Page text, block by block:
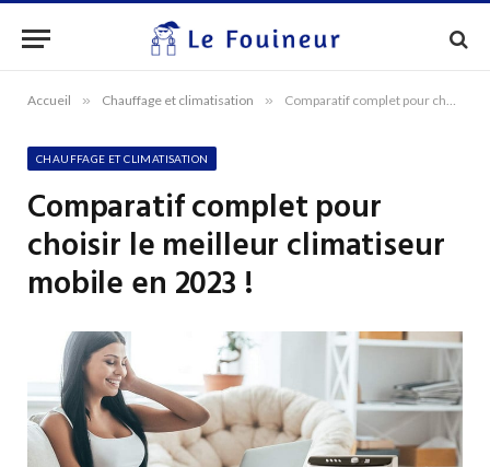
Accueil » Chauffage et climatisation » Comparatif complet pour choisir le meilleur climatiseur mobile en 2023 !
CHAUFFAGE ET CLIMATISATION
Comparatif complet pour
choisir le meilleur climatiseur
mobile en 2023 !